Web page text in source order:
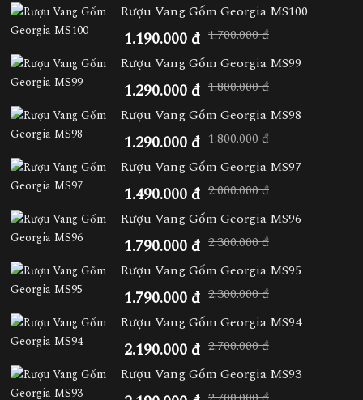
Rượu Vang Gốm Georgia MS100
1.190.000 đ 1.700.000 đ
Rượu Vang Gốm Georgia MS99
1.290.000 đ 1.800.000 đ
Rượu Vang Gốm Georgia MS98
1.290.000 đ 1.800.000 đ
Rượu Vang Gốm Georgia MS97
1.490.000 đ 2.000.000 đ
Rượu Vang Gốm Georgia MS96
1.790.000 đ 2.300.000 đ
Rượu Vang Gốm Georgia MS95
1.790.000 đ 2.300.000 đ
Rượu Vang Gốm Georgia MS94
2.190.000 đ 2.700.000 đ
Rượu Vang Gốm Georgia MS93